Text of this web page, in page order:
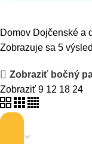
Domov Dojčenské a
Zobrazuje sa 5
Zobraziť bočný
Zobraziť 9 12 18 24